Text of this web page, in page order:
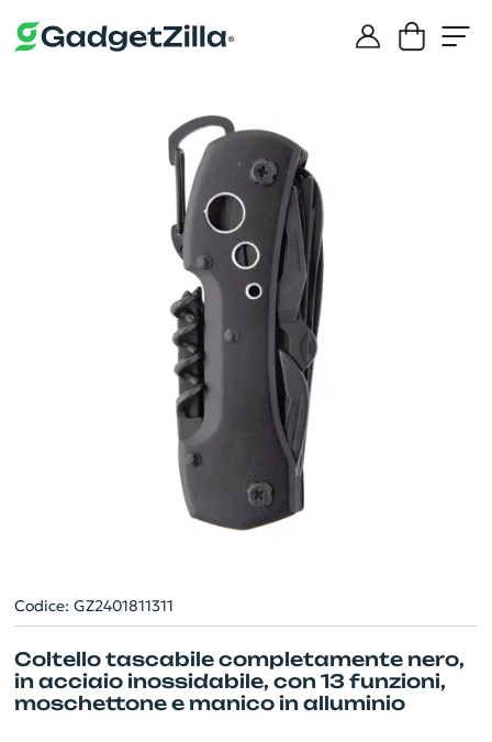
Codice: GZ2401811311
Coltello tascabile completamente nero,
in acciaio inossidabile, con 13 funzioni,
moschettone e manico in alluminio